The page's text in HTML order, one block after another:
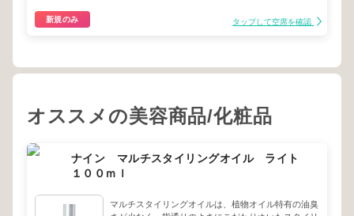
新規のみ タップして空席を確認
オススメの美容商品/化粧品
ナイン マルチスタイリングオイル ライト
１００ｍｌ
マルチスタイリングオイルは、植物オイル特有の油臭